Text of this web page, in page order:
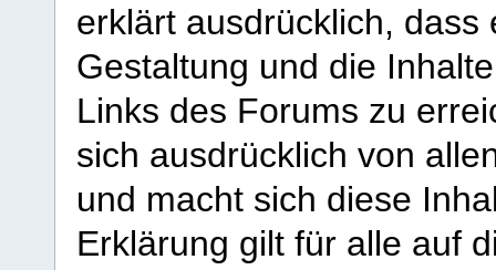
erklärt ausdrücklich,
Gestaltung und die
Links des Forums zu
sich ausdrücklich von
und macht sich diese
Erklärung gilt für alle auf